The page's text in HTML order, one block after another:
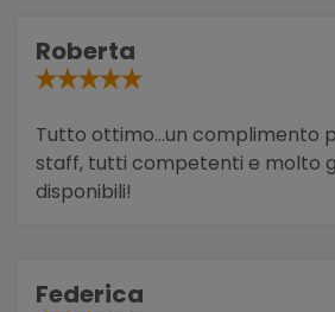
Roberta
Tutto ottimo...un complimento
staff, tutti competenti e molto
disponibili!
Federica